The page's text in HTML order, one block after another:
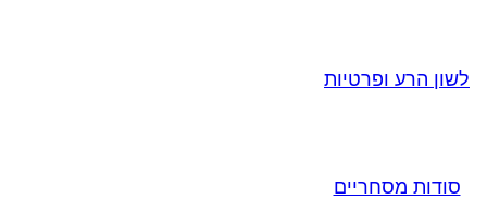
לשון הרע ופרטיות
סודות מסחריים